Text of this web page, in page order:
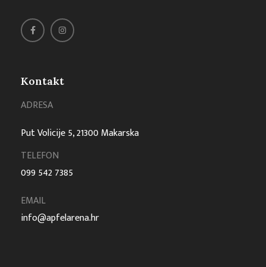
Kontakt
ADRESA
Put Volicije 5, 21300 Makarska
TELEFON
099 542 7385
EMAIL
info@apfelarena.hr